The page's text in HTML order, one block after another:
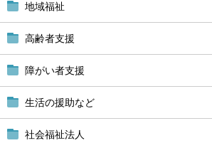
地域福祉
高齢者支援
障がい者支援
生活の援助など
社会福祉法人